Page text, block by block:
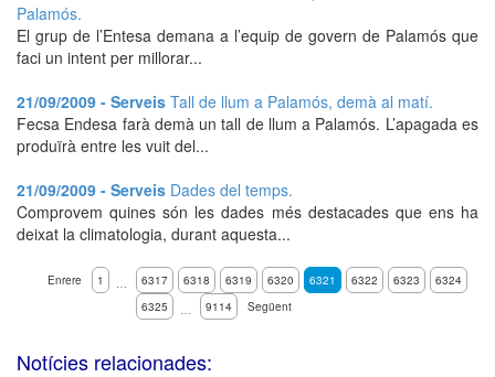
Palamós.
El grup de l’Entesa demana a l’equip de govern de Palamós que
faci un intent per millorar...
21/09/2009 - Serveis Tall de llum a Palamós, demà al matí.
Fecsa Endesa farà demà un tall de llum a Palamós. L’apagada es
produïrà entre les vuit del...
21/09/2009 - Serveis Dades del temps.
Comprovem quines són les dades més destacades que ens ha
deixat la climatologia, durant aquesta...
Enrere 1 … 6317 6318 6319 6320 6321 6322 6323
6324
6325
… 9114 Següent
Notícies relacionades: